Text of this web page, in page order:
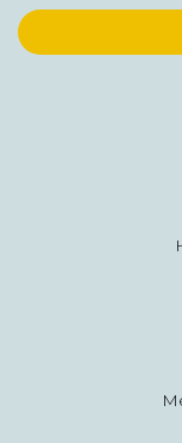
Ürün
Ürün fiyatı diğer